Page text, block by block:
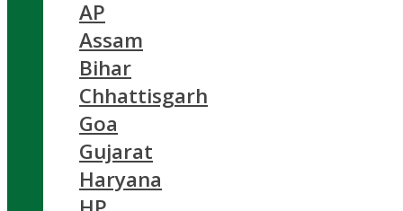
AP
Assam
Bihar
Chhattisgarh
Goa
Gujarat
Haryana